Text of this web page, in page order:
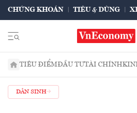
CHỨNG KHOÁN TIÊU & DÙNG
TIÊU ĐIỂMĐẦU TƯTÀI CHÍNH
DÂN SINH